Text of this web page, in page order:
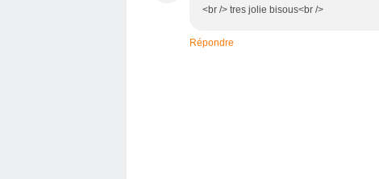
<br /> tres jolie bisous<br />
Répondre